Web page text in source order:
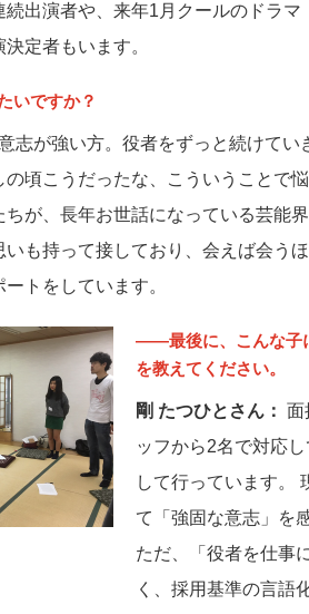
続出演者や、来年1月クールのドラマ
定者もいます。
いですか？
志が強い方。役者をずっと続けてい
の頃こうだったな、こういうことで
ちが、長年お世話になっている芸能
いも持って接しており、会えば会う
トをしています。
――最後に、こんな子
を教えてください。
剛 たつひとさん： 面
ッフから2名で対応
して行っています。
て「強固な意志」を
ただ、「役者を仕事
く、採用基準の言語